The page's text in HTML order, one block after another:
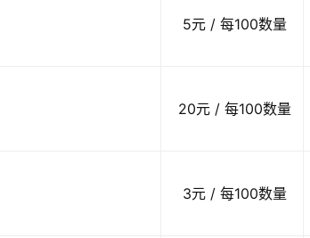
5元 / 每100数量
20元 / 每100数量
3元 / 每100数量